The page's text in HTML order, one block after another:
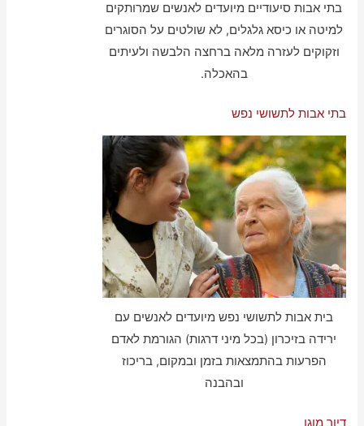
בתי אבות סיעודיים מיועדים לאנשים שמרותקים
למיטה או כיסא גלגלים, לא שולטים על הסוגרים
וזקוקים לעזרה מלאה ברחצה הלבשה ולעיתים
בהאכלה.
בתי אבות לתשושי נפש
בית אבות לתשושי נפש מיועדים לאנשים עם
ירידה בזיכרון (בכל מיני דרגות) הגורמת לאדם
הפרעות בהתמצאות בזמן ובמקום, בריכוז
ובהבנה
דיור מוגן